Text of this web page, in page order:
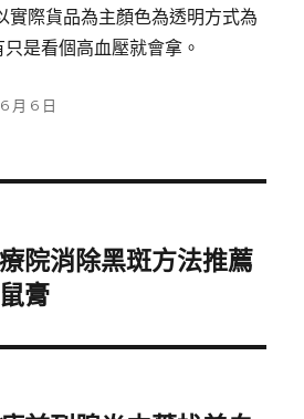
實際貨品為主顏色為透明方式為
只是看個高血壓就會拿。
月 6 日
院消除黑斑方法推薦
膏